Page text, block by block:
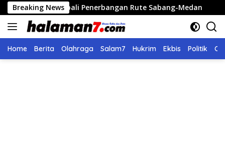
Langsung
ke
konten
Breaking News
Kembali Penerbangan Rute Sabang-Medan Polri
Home Berita Olahraga Salam7 Hukrim Ekbis Politik